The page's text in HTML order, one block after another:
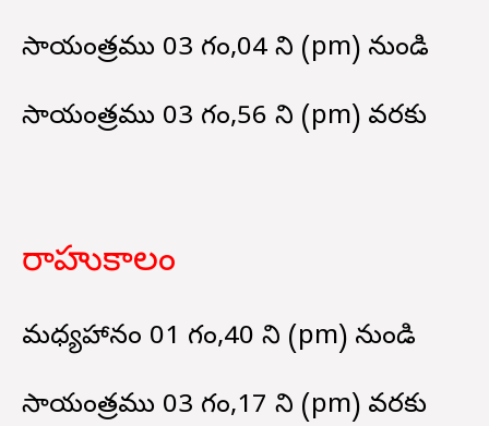
సాయంత్రము 03 గం,04 ని (pm) నుండి
సాయంత్రము 03 గం,56 ని (pm) వరకు
రాహుకాలం
మధ్యహానం 01 గం,40 ని (pm) నుండి
సాయంత్రము 03 గం,17 ని (pm) వరకు